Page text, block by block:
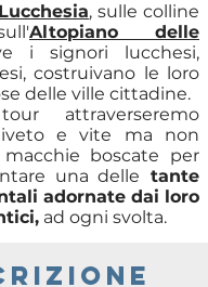
Lucchesia, sulle colline
Altopiano delle
i signori lucchesi,
costruivano le loro
delle ville cittadine.
attraverseremo
e vite ma non
boscate per
una delle tante
adornate dai loro
ad ogni svolta.